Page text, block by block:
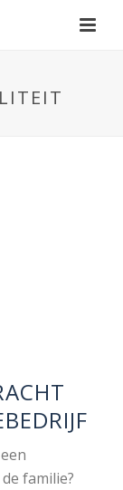
familie?